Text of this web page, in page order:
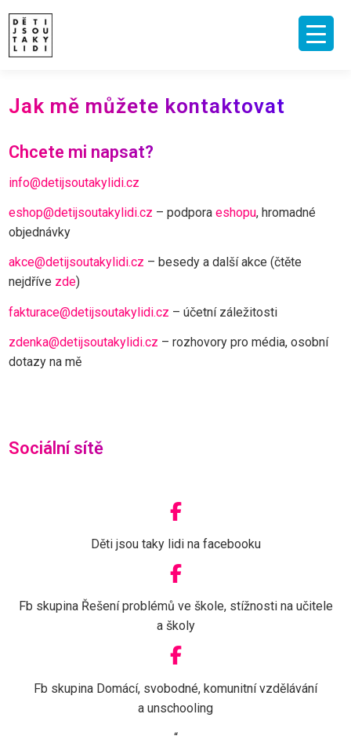
content
NAKLADATELSTVÍ
E-SHOP
VIDEA A ROZHOVORY
Jak mě můžete kontaktovat
Chcete mi napsat?
info@detijsoutakylidi.cz
eshop@detijsoutakylidi.cz – podpora eshopu, hromadné
objednávky
akce@detijsoutakylidi.cz – besedy a další akce (čtěte
nejdříve zde)
fakturace@detijsoutakylidi.cz – účetní záležitosti
zdenka@detijsoutakylidi.cz – rozhovory pro média, osobní
dotazy na mě
Sociální sítě
Děti jsou taky lidi na facebooku
Fb skupina Řešení problémů ve škole, stížnosti na učitele
a školy
Fb skupina Domácí, svobodné, komunitní vzdělávání
a unschooling
“